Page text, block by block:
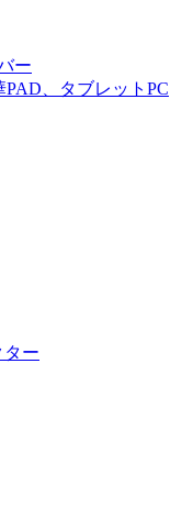
ー
、タブレットPC
ター